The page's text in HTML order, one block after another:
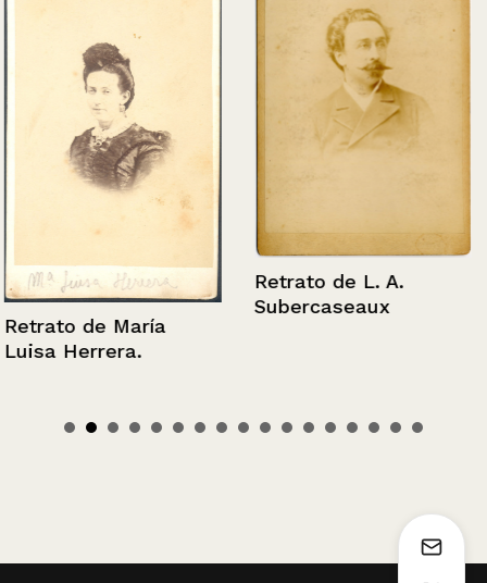
Retrato de María
Luisa Herrera.
Retrato de L. A.
Subercaseaux